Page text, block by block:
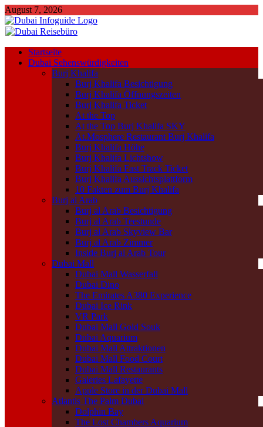
August 7, 2026
Startseite
Dubai Sehenswürdigkeiten
Burj Khalifa
Burj Khalifa Besichtigung
Burj Khalifa Öffnungszeiten
Burj Khalifa Ticket
At the Top
At the Top Burj Khalifa SKY
At.Mosphere Restaurant Burj Khalifa
Burj Khalifa Höhe
Burj Khalifa Lichtshow
Burj Khalifa Fast Track Ticket
Burj Khalifa Aussichtsplattform
10 Fakten zum Burj Khalifa
Burj al Arab
Burj al Arab Besichtigung
Burj al Arab Teestunde
Burj al Arab Skyview Bar
Burj al Arab Zimmer
Inside Burj al Arab Tour
Dubai Mall
Dubai Mall Wasserfall
Dubai Dino
The Emirates A380 Experience
Dubai Ice Rink
VR Park
Dubai Mall Gold Souk
Dubai Aquarium
Dubai Mall Attraktionen
Dubai Mall Food Court
Dubai Mall Restaurants
Galeries Lafayette
Apple Store in der Dubai Mall
Atlantis The Palm Dubai
Dolphin Bay
The Lost Chambers Aquarium